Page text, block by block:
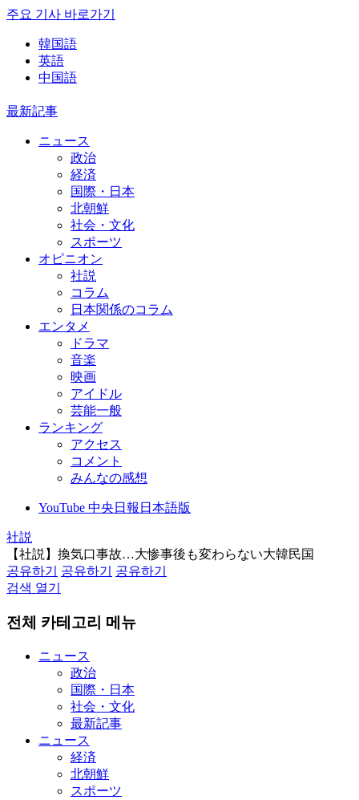
주요 기사 바로가기
韓国語
英語
中国語
最新記事
ニュース
政治
経済
国際・日本
北朝鮮
社会・文化
スポーツ
オピニオン
社説
コラム
日本関係のコラム
エンタメ
ドラマ
音楽
映画
アイドル
芸能一般
ランキング
アクセス
コメント
みんなの感想
YouTube 中央日報日本語版
社説
【社説】換気口事故…大惨事後も変わらない大韓民国
공유하기
공유하기
공유하기
검색 열기
전체 카테고리 메뉴
ニュース
政治
国際・日本
社会・文化
最新記事
ニュース
経済
北朝鮮
スポーツ